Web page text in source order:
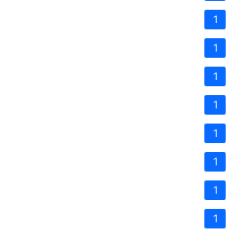
1
1
1
1
1
1
1
1